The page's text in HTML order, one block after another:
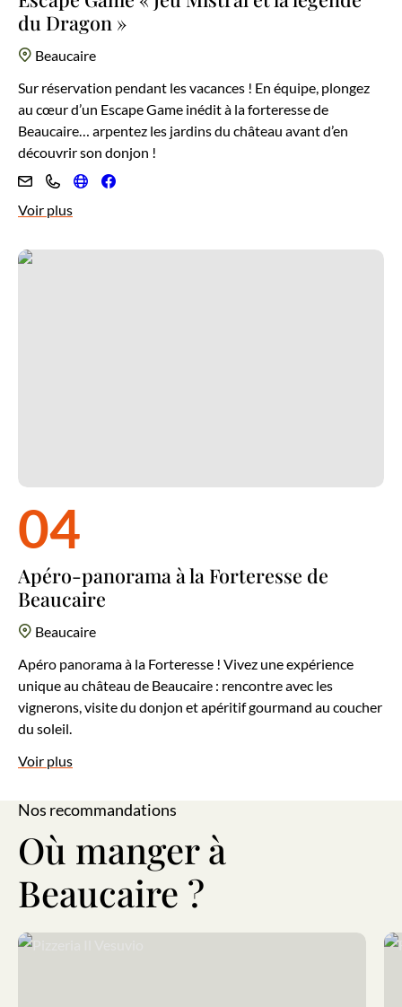
du Dragon »
Beaucaire
Sur réservation pendant les vacances ! En équipe, plongez
au cœur d’un Escape Game inédit à la forteresse de
Beaucaire… arpentez les jardins du château avant d’en
découvrir son donjon !
Voir plus
04
Apéro-panorama à la Forteresse de
Beaucaire
Beaucaire
Apéro panorama à la Forteresse ! Vivez une expérience
unique au château de Beaucaire : rencontre avec les
vignerons, visite du donjon et apéritif gourmand au coucher
du soleil.
Voir plus
Apéro-panorama à la Forteresse de Beaucaire
Nos recommandations
Où manger à
Beaucaire ?
Pizzeria Il Vesuvio